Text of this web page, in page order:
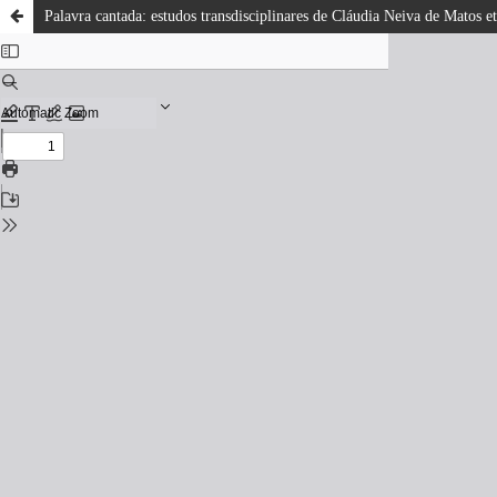
Palavra cantada: estudos transdisciplinares de Cláudia Neiva de Matos